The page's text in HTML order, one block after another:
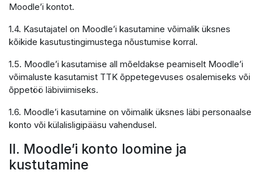
Moodle’i kontot.
1.4. Kasutajatel on Moodle’i kasutamine võimalik üksnes
kõikide kasutustingimustega nõustumise korral.
1.5. Moodle’i kasutamise all mõeldakse peamiselt Moodle’i
võimaluste kasutamist TTK õppetegevuses osalemiseks või
õppetöö läbiviimiseks.
1.6. Moodle’i kasutamine on võimalik üksnes läbi personaalse
konto või külalisligipääsu vahendusel.
II. Moodle’i konto loomine ja
kustutamine